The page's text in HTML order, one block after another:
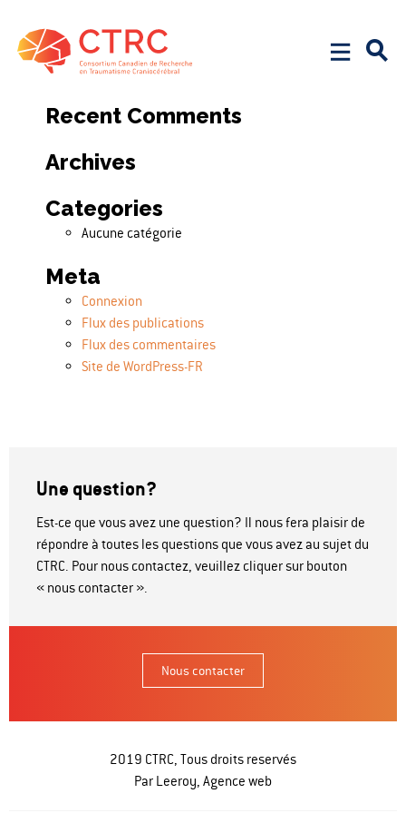
Search
Rechercher :
Recent Comments
Archives
Categories
Aucune catégorie
Meta
Connexion
Flux des publications
Flux des commentaires
Site de WordPress-FR
Une question?
Est-ce que vous avez une question? Il nous fera plaisir de
répondre à toutes les questions que vous avez au sujet du
CTRC. Pour nous contactez, veuillez cliquer sur bouton
« nous contacter ».
Nous contacter
2019 CTRC, Tous droits reservés
Par Leeroy, Agence web